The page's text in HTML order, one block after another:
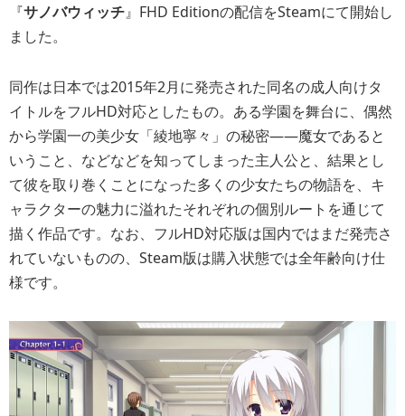
『サノバウィッチ』FHD Editionの配信をSteamにて開始し
ました。
同作は日本では2015年2月に発売された同名の成人向けタ
イトルをフルHD対応としたもの。ある学園を舞台に、偶然
から学園一の美少女「綾地寧々」の秘密――魔女であると
いうこと、などなどを知ってしまった主人公と、結果とし
て彼を取り巻くことになった多くの少女たちの物語を、キ
ャラクターの魅力に溢れたそれぞれの個別ルートを通じて
描く作品です。なお、フルHD対応版は国内ではまだ発売さ
れていないものの、Steam版は購入状態では全年齢向け仕
様です。